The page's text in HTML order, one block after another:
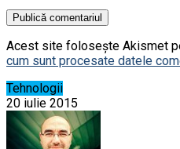
Acest site folosește Akismet
cum sunt procesate datele
Tehnologii
20 iulie 2015